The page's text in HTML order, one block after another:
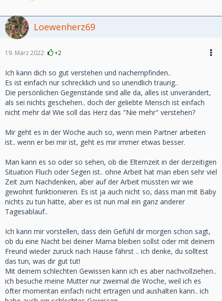
Loewenherz69
19. März 2022 +2
Ich kann dich so gut verstehen und nachempfinden..
Es ist einfach nur schrecklich und so unendlich traurig..
Die persönlichen Gegenstände sind alle da, alles ist unverändert,
als sei nichts geschehen.. doch der geliebte Mensch ist einfach
nicht mehr da! Wie soll das Herz das "Nie mehr" verstehen?
Mir geht es in der Woche auch so, wenn mein Partner arbeiten
ist.. wenn er bei mir ist, geht es mir immer etwas besser.
Man kann es so oder so sehen, ob die Elternzeit in der derzeitigen
Situation Fluch oder Segen ist.. ohne Arbeit hat man eben sehr viel
Zeit zum Nachdenken, aber auf der Arbeit müssten wir wie
gewohnt funktionieren. Es ist ja auch nicht so, dass man mit Baby
nichts zu tun hätte, aber es ist nun mal ein ganz anderer
Tagesablauf..
Ich kann mir vorstellen, dass dein Gefühl dir morgen schon sagt,
ob du eine Nacht bei deiner Mama bleiben sollst oder mit deinem
Freund wieder zurück nach Hause fährst .. ich denke, du solltest
das tun, was dir gut tut!
Mit deinem schlechten Gewissen kann ich es aber nachvollziehen..
ich besuche meine Mutter nur zweimal die Woche, weil ich es
öfter momentan einfach nicht ertragen und aushalten kann.. ich